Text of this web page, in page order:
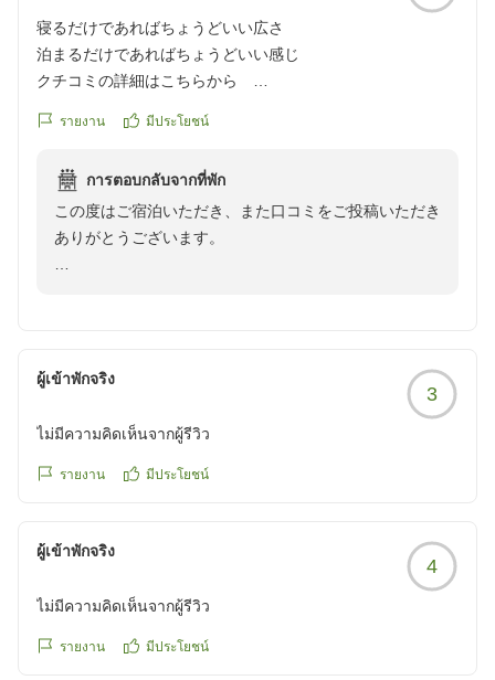
寝るだけであればちょうどいい広さ
泊まるだけであればちょうどいい感じ
クチコミの詳細はこちらから
reviewId=33123478144373
รายงาน มีประโยชน์
การตอบกลับจากที่พัก
この度はご宿泊いただき、また口コミをご投稿いただき
ありがとうございます。
ます。
これからも、短期のご滞在はもちろん、より快適にお過
ごしいただけるよう設備やサービスの向上に努めてまい
ります。またお近くにお越しの際は、ぜひご利用くださ
ผู้เข้าพักจริง
3
ไม่มีความคิดเห็นจากผู้รีวิว
รายงาน มีประโยชน์
ผู้เข้าพักจริง
4
ไม่มีความคิดเห็นจากผู้รีวิว
รายงาน มีประโยชน์